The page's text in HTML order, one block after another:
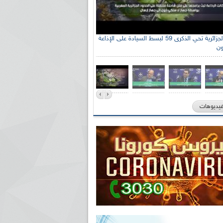
الإذاعة الجزائرية تحي الذكرى 59 لبسط السيادة على الإذاعة